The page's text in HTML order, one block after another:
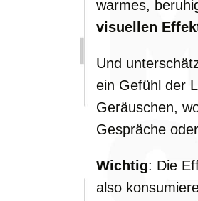
warmes,
visuellen
Und
ein Gefühl der
Geräuschen,
Gespräche
Wichtig: Die
also